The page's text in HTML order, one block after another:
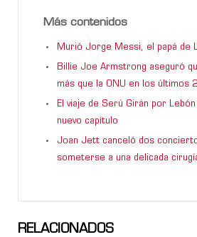
Más contenidos
Murió Jorge Messi, el papá de
Billie Joe Armstrong aseguró
más que la ONU en los últimos
El viaje de Serú Girán por
nuevo capítulo
Joan Jett canceló dos
someterse a una delicada
RELACIONADOS